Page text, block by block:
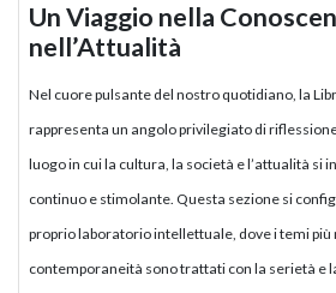
Un Viaggio nella
nell’Attualità
Nel cuore pulsante del nostro quotidiano, la
rappresenta un angolo privilegiato di
luogo in cui la cultura, la società e l’attualità si
continuo e stimolante. Questa sezione si
proprio laboratorio intellettuale, dove i temi più
contemporaneità sono trattati con la serietà e